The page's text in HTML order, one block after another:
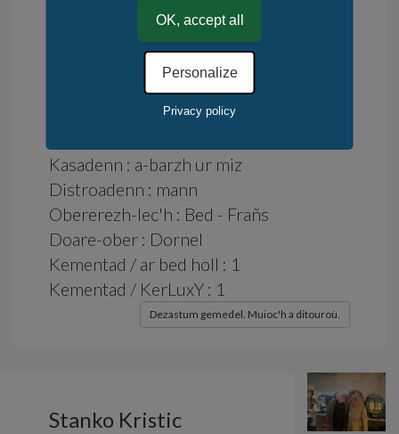
Deiziad krouiñ: 2015
Degasadenn kinniget e Frañs ar
Kasadenn : a-barzh ur miz
Distroadenn : mann
Obererezh-lec'h : Bed - Frañs
Doare-ober : Dornel
Kementad / ar bed holl : 1
Kementad / KerLuxY : 1
Dezastum gemedel. Muioc'h a ditouroù.
Stanko Kristic
OK, accept all
Personalize
Privacy policy